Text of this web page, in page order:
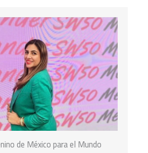
de México para el Mundo